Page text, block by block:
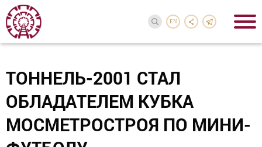
EN
ТОННЕЛЬ-2001 СТАЛ
ОБЛАДАТЕЛЕМ КУБКА
МОСМЕТРОСТРОЯ ПО МИНИ-